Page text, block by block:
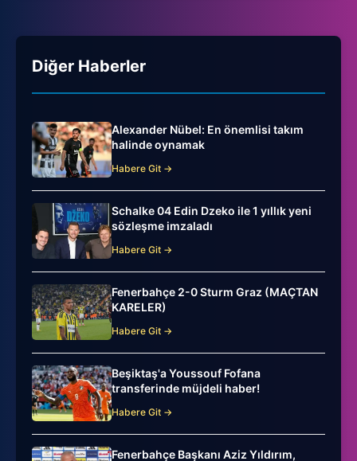
Diğer Haberler
Alexander Nübel: En önemlisi takım
halinde oynamak
Habere Git →
Schalke 04 Edin Dzeko ile 1 yıllık yeni
sözleşme imzaladı
Habere Git →
Fenerbahçe 2-0 Sturm Graz (MAÇTAN
KARELER)
Habere Git →
Beşiktaş'a Youssouf Fofana
transferinde müjdeli haber!
Habere Git →
Fenerbahçe Başkanı Aziz Yıldırım,